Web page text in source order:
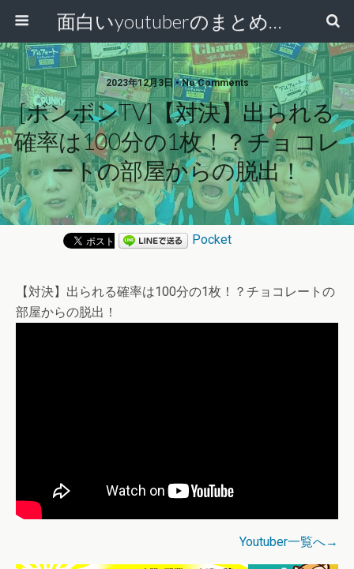
面白いyoutuberのまとめ動画
2023年12月3日 • No Comments
[ボンボンTV]【対決】出られる
確率は100分の1枚！？チョコレ
ートの部屋からの脱出！
Pocket
【対決】出られる確率は100分の1枚！？チョコレートの
部屋からの脱出！
Youtuber一覧へ→